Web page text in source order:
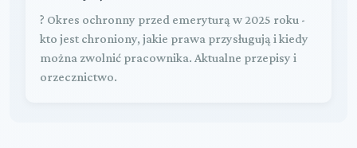
? Okres ochronny przed emeryturą w 2025 roku -
kto jest chroniony, jakie prawa przysługują i kiedy
można zwolnić pracownika. Aktualne przepisy i
orzecznictwo.